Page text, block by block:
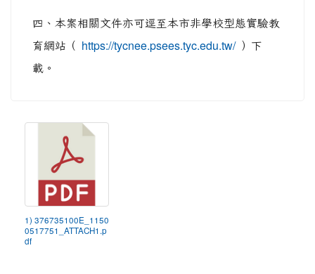
四、本案相關文件亦可逕至本市非學校型態實驗教
育網站（
https://tycnee.psees.tyc.edu.tw/）下
載。
1) 376735100E_1150
0517751_ATTACH1.p
df